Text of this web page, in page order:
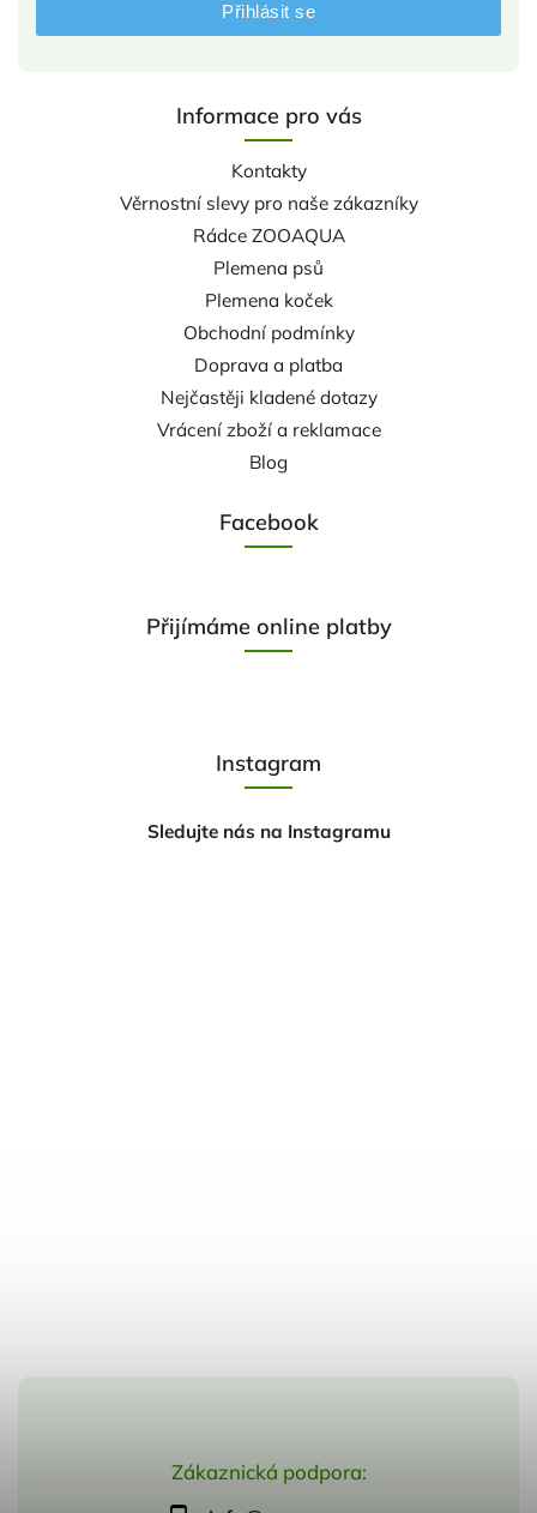
Zákaznická podpora:
Informace pro vás
Kontakty
Věrnostní slevy pro naše zákazníky
Rádce ZOOAQUA
Plemena psů
Plemena koček
Obchodní podmínky
Doprava a platba
Nejčastěji kladené dotazy
Vrácení zboží a reklamace
Blog
Facebook
Přihlásit se
Přijímáme online platby
Instagram
Sledujte nás na Instagramu